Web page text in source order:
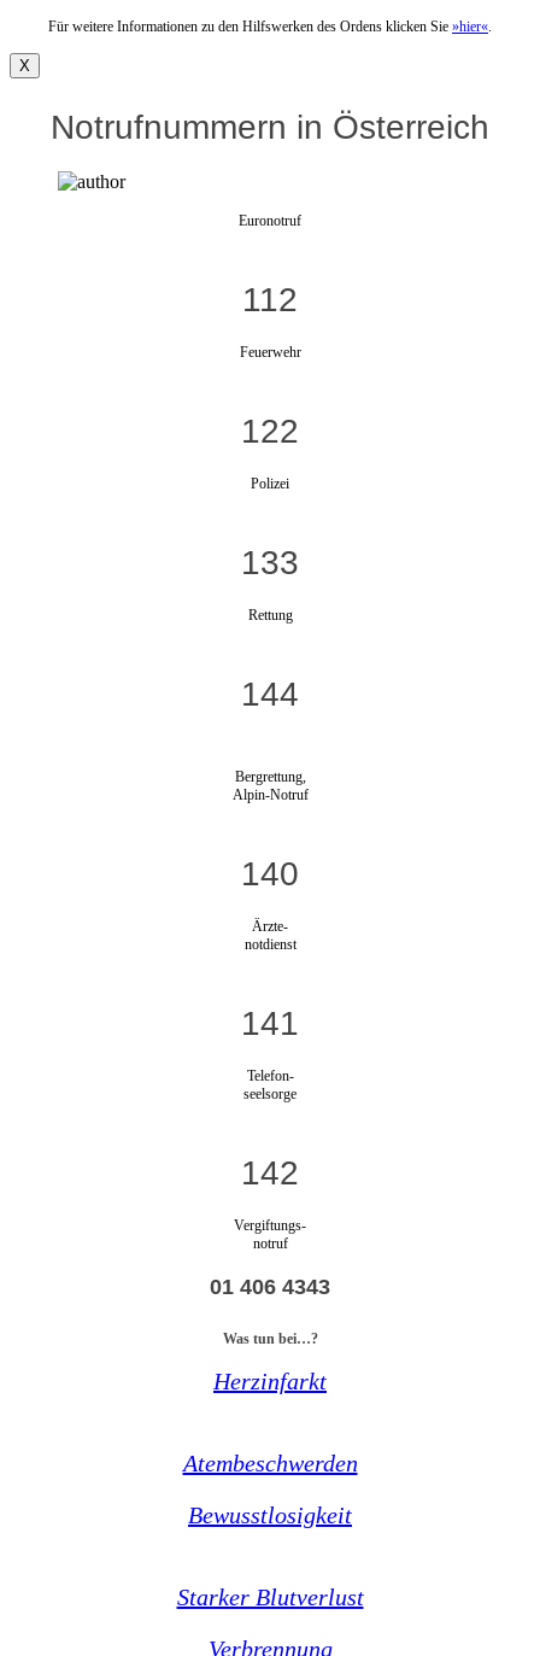
Für weitere Informationen zu den Hilfswerken des Ordens klicken Sie »hier«
X
Notrufnummern in Österreich
Euronotruf
112
Feuerwehr
122
Polizei
133
Rettung
144
Bergrettung,
Alpin-Notruf
140
Ärzte-
notdienst
141
Telefon-
seelsorge
142
Vergiftungs-
notruf
01 406 4343
Was tun bei…?
Herzinfarkt
Atembeschwerden
Bewusstlosigkeit
Starker Blutverlust
Verbrennung